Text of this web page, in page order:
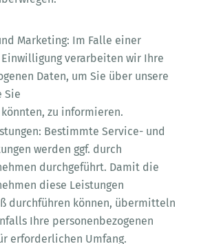
Marketing: Im Falle einer
verarbeiten wir Ihre
Daten, um Sie über unsere
Sie
zu informieren.
Bestimmte Service- und
werden ggf. durch
durchgeführt. Damit die
diese Leistungen
durchführen können, übermitteln
Ihre personenbezogenen
erforderlichen Umfang.